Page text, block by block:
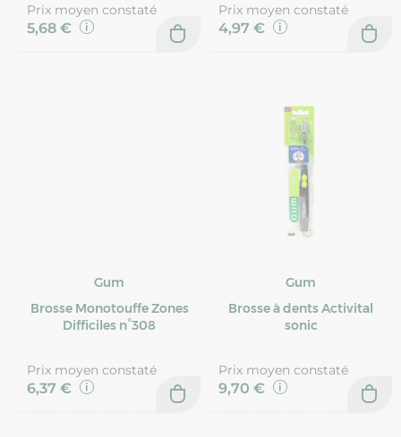
Prix moyen constaté
5,68 €
Prix moyen constaté
4,97 €
Gum
Brosse Monotouffe Zones
Difficiles n°308
Prix moyen constaté
6,37 €
Gum
Brosse à dents Activital
sonic
Prix moyen constaté
9,70 €